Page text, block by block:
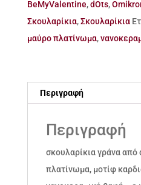
νανοκεραμική
βαφή
ποσότητα
BeMyValentine,dOts,
Σκουλαρίκια,Σκουλαρίκια
μαύρο πλατίνωμα,
Περιγραφή
Περιγραφή
σκουλαρίκια γράνα από
πλατίνωμα, μοτίφ